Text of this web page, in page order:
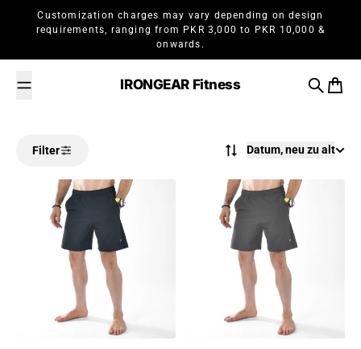
Zum Inhalt springen
Customization charges may vary depending on design
requirements, ranging from PKR 3,000 to PKR 10,000 &
onwards.
IRONGEAR Fitness
Suche
Filter Datum, neu zu alt